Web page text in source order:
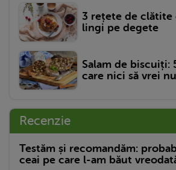
3 rețete de clătite
lingi pe degete
Salam de biscuiți:
care nici să vrei
Recenzie
Testăm și recomandăm:
ceai pe care l-am băut